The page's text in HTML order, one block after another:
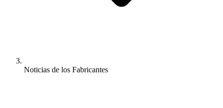
Noticias de los Fabricantes